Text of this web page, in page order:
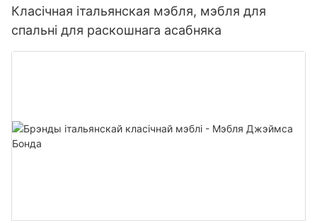
Класічная італьянская мэбля, мэбля для
спальні для раскошнага асабняка